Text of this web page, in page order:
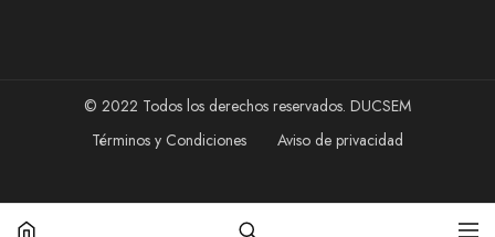
© 2022 Todos los derechos reservados. DUCSEM
Términos y Condiciones
Aviso de privacidad